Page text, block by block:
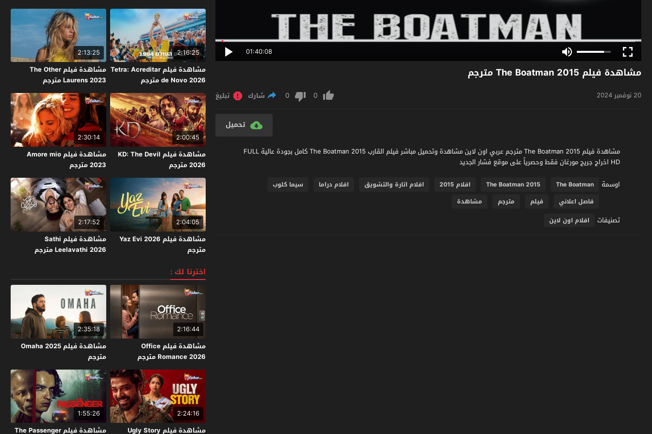
01:40:08
مشاهدة فيلم The Boatman 2015 مترجم
20 نوفمبر 2024 0
0 شارك تبليغ
تحميل
مشاهدة فيلم The Boatman 2015 مترجم عربي اون لاين مشاهدة وتحميل مباشر فيلم القارب The Boatman 2015 كامل بجودة عالية FULL
HD اخراج جريج مورغان فقط وحصرياً على موقع فشار الجديد
اوسمة
The Boatman
The Boatman 2015 افلام 2015 افلام اثارة والتشويق افلام دراما
سيما كلوب
فاصل اعلاني
فيلم مترجم مشاهدة
تصنيفات افلام اون لاين
2:16:25
مشاهدة فيلم Tetra: Acreditar
de Novo 2026 مترجم
2:13:25
مشاهدة فيلم The Other
Laurens 2023 مترجم
2:00:45
مشاهدة فيلم KD: The Devil
2026 مترجم
2:30:14
مشاهدة فيلم Amore mio
2023 مترجم
2:04:05
مشاهدة فيلم Yaz Evi 2026
مترجم
2:17:52
مشاهدة فيلم Sathi
Leelavathi 2026 مترجم
اخترنا لك :
2:16:44
مشاهدة فيلم Office
Romance 2026 مترجم
2:35:18
مشاهدة فيلم Omaha 2025
مترجم
2:24:16
مشاهدة فيلم Ugly Story
1:55:26
مشاهدة فيلم The Passenger